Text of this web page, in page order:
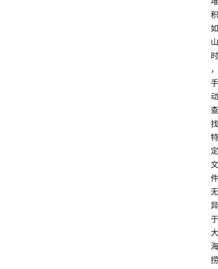
积
如
山
时
，
手
动
查
找
特
定
文
件
无
异
于
大
海
捞